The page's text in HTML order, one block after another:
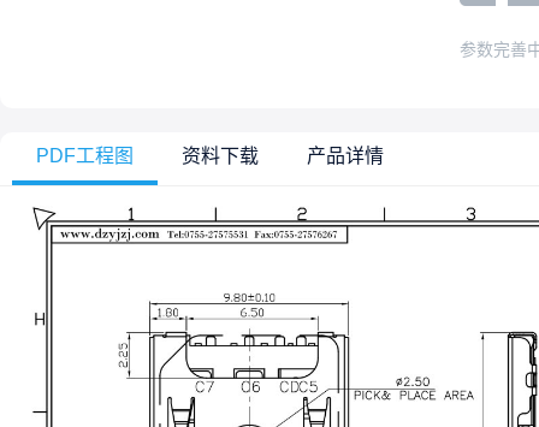
参数完善
PDF工程图 资料下载 产品详情